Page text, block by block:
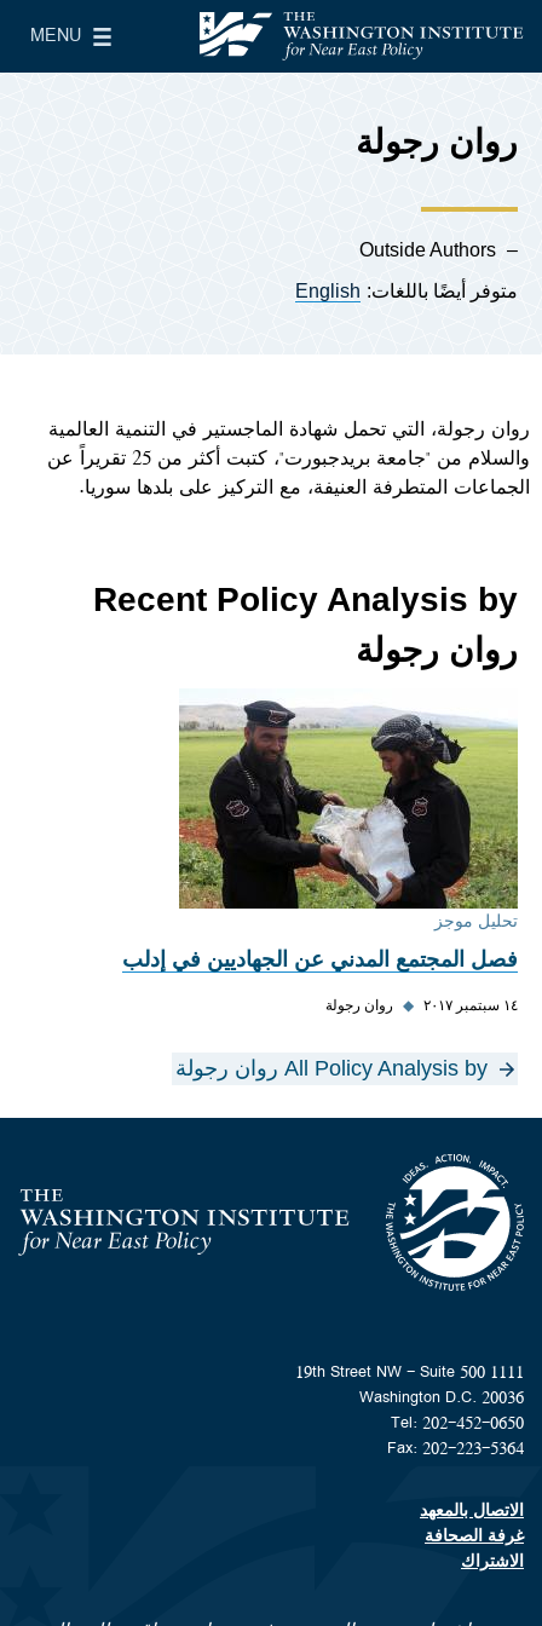
معهد واشنطن لسياسات الشرق الأدنى
MENU
Main Menu
روان رجولة
Outside Authors
متوفر أيضًا باللغات: English
روان رجولة، التي تحمل شهادة الماجستير في التنمية العالمية
والسلام من "جامعة بريدجبورت"، كتبت أكثر من 25 تقريراً عن
الجماعات المتطرفة العنيفة، مع التركيز على بلدها سوريا.
Recent Policy Analysis by
روان رجولة
تحليل موجز
فصل المجتمع المدني عن الجهاديين في إدلب
١٤ سبتمبر ٢٠١٧ ◆ روان رجولة
All Policy Analysis by روان رجولة
Homepage
1111 19th Street NW - Suite 500
Washington D.C. 20036
Tel: 202-452-0650
Fax: 202-223-5364
Footer contact links
الاتصال بالمعهد
غرفة الصحافة
الاشتراك